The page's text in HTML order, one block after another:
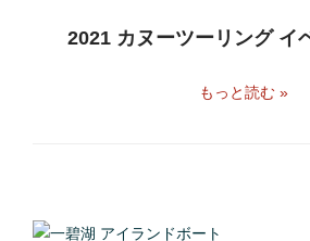
2021 カヌーツーリング イ
もっと読む »